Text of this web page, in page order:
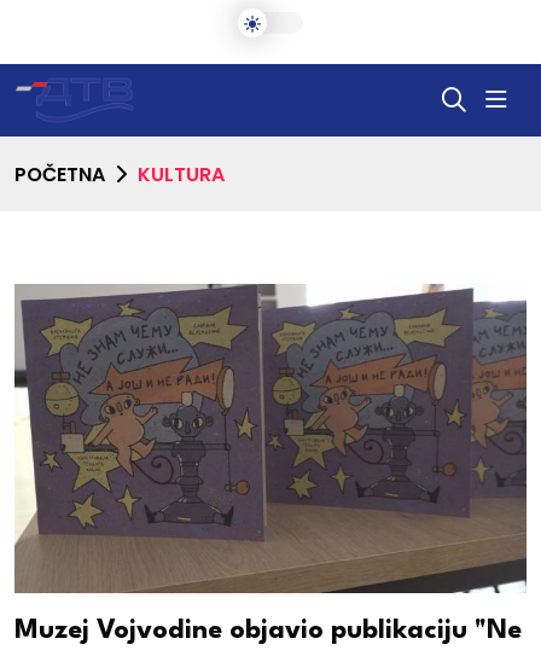
POČETNA KULTURA
Muzej Vojvodine objavio publikaciju "Ne